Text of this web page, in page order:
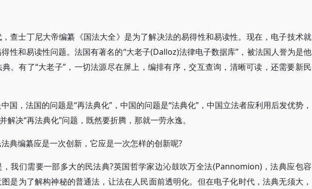
查士丁尼大帝编纂《国法大全》是为了解决法的易得性和易读性。现在，电子技术就
性和易读性问题。法国有著名的“大老子(Dalloz)法律电子数据库”，被法国人誉为是他
。有了“大老子”，一切法源尽在屏上，编排有序，交互查询，清晰可读，还需要新民
国，法国的问题是“再法典化”，中国的问题是“法典化”，中国立法者应利用后发优势，
解决“再法典化”问题，既然要折腾，那就一劳永逸。
典编纂应是一次创新，它应是一次怎样的创新呢?
我们需要一部多大的民法典?英国哲学家边沁鼓吹万全法(Pannomion)，法典应包容
是为了解构神秘的普通法，让法在人民面前透明化。但在电子化时代，法典无须大，